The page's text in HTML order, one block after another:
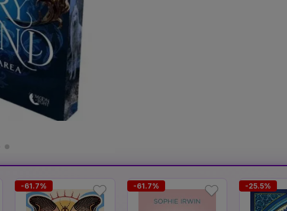
-61.7% -61.7% -25.5%